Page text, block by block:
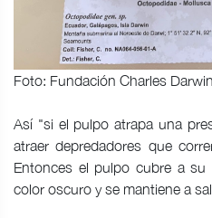
Foto: Fundación Charles Darwin
Así "si el pulpo atrapa una
atraer depredadores que
Entonces el pulpo cubre a
color oscuro y se mantiene a